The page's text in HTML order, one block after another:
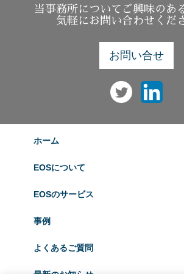
当事務所についてご興味のあ
気軽にお問い合わせくだ
お問い合せ
ホーム
EOSについて
EOSのサービス
事例
よくあるご質問